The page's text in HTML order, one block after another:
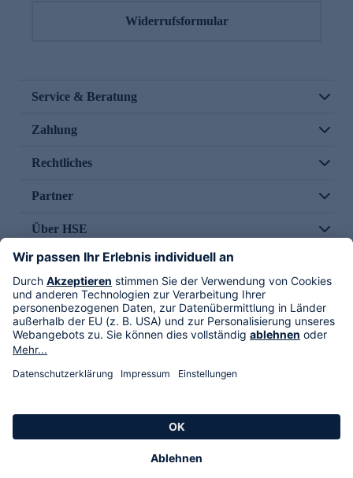
Widerrufsformular
Service & Beratung
Zahlung
Rechtliches
Partner
Über HSE
Im TV
HSE International